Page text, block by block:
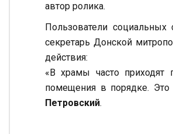
автор ролика.
Пользователи
секретарь Донской
действия:
«В храмы часто приходят
помещения в порядке.
Петровский.